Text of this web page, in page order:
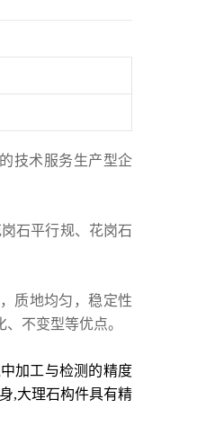
技术服务生产型企
石平行规、花岗石
质地均匀，稳定性
不变型等优点。
加工与检测的精度
,大理石构件具有精